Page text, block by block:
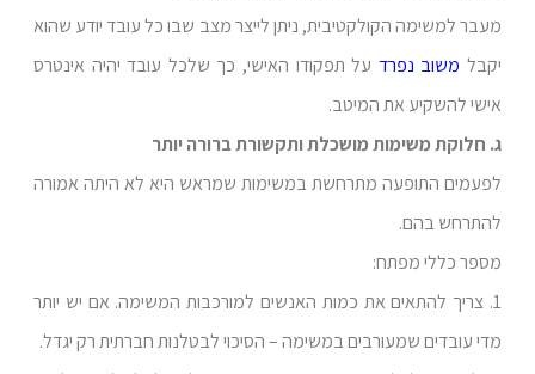
מעבר למשימה הקולקטיבית, ניתן לייצר מצב שבו כל עובד יודע שהוא
יקבל משוב נפרד על תפקודו האישי, כך שלכל עובד יהיה אינטרס
אישי להשקיע את המיטב.
ג. חלוקת משימות מושכלת ותקשורת ברורה יותר
לפעמים התופעה מתרחשת במשימות שמראש היא לא היתה אמורה
להתרחש בהם.
מספר כללי מפתח:
1. צריך להתאים את כמות האנשים למורכבות המשימה. אם יש יותר
מדי עובדים שמעורבים במשימה – הסיכוי לבטלנות חברתית רק יגדל.